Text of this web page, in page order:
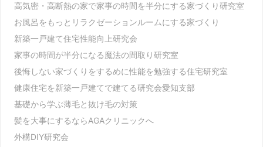
高気密・高断熱の家で家事の時間を半分にする家づくり研究室
お風呂をもっとリラクゼーションルームにする家づくり
新築一戸建て住宅性能向上研究会
家事の時間が半分になる魔法の間取り研究室
後悔しない家づくりをするめに性能を勉強する住宅研究室
健康住宅を新築一戸建てで建てる研究会愛知支部
基礎から学ぶ薄毛と抜け毛の対策
髪を大事にするならAGAクリニックへ
外構DIY研究会